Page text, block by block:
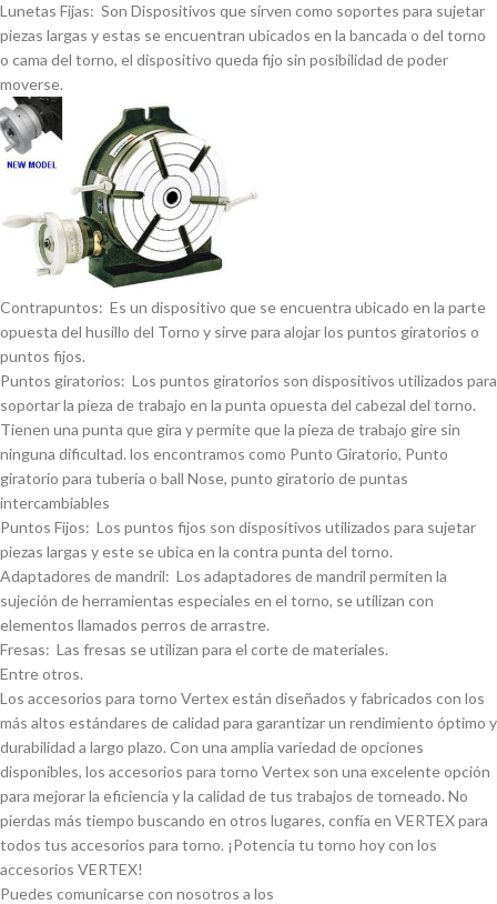
Lunetas Fijas: Son Dispositivos que sirven como soportes para sujetar
piezas largas y estas se encuentran ubicados en la bancada o del torno
o cama del torno, el dispositivo queda fijo sin posibilidad de poder
moverse.
Contrapuntos: Es un dispositivo que se encuentra ubicado en la parte
opuesta del husillo del Torno y sirve para alojar los puntos giratorios o
puntos fijos.
Puntos giratorios: Los puntos giratorios son dispositivos utilizados para
soportar la pieza de trabajo en la punta opuesta del cabezal del torno.
Tienen una punta que gira y permite que la pieza de trabajo gire sin
ninguna dificultad. los encontramos como Punto Giratorio, Punto
giratorio para tuberí­a o ball Nose, punto giratorio de puntas
intercambiables
Puntos Fijos: Los puntos fijos son dispositivos utilizados para sujetar
piezas largas y este se ubica en la contra punta del torno.
Adaptadores de mandril: Los adaptadores de mandril permiten la
sujeción de herramientas especiales en el torno, se utilizan con
elementos llamados perros de arrastre.
Fresas: Las fresas se utilizan para el corte de materiales.
Entre otros.
Los accesorios para torno Vertex están diseñados y fabricados con los
más altos estándares de calidad para garantizar un rendimiento óptimo y
durabilidad a largo plazo. Con una amplia variedad de opciones
disponibles, los accesorios para torno Vertex son una excelente opción
para mejorar la eficiencia y la calidad de tus trabajos de torneado. No
pierdas más tiempo buscando en otros lugares, confí­a en VERTEX para
todos tus accesorios para torno. ¡Potencia tu torno hoy con los
accesorios VERTEX!
Puedes comunicarse con nosotros a los